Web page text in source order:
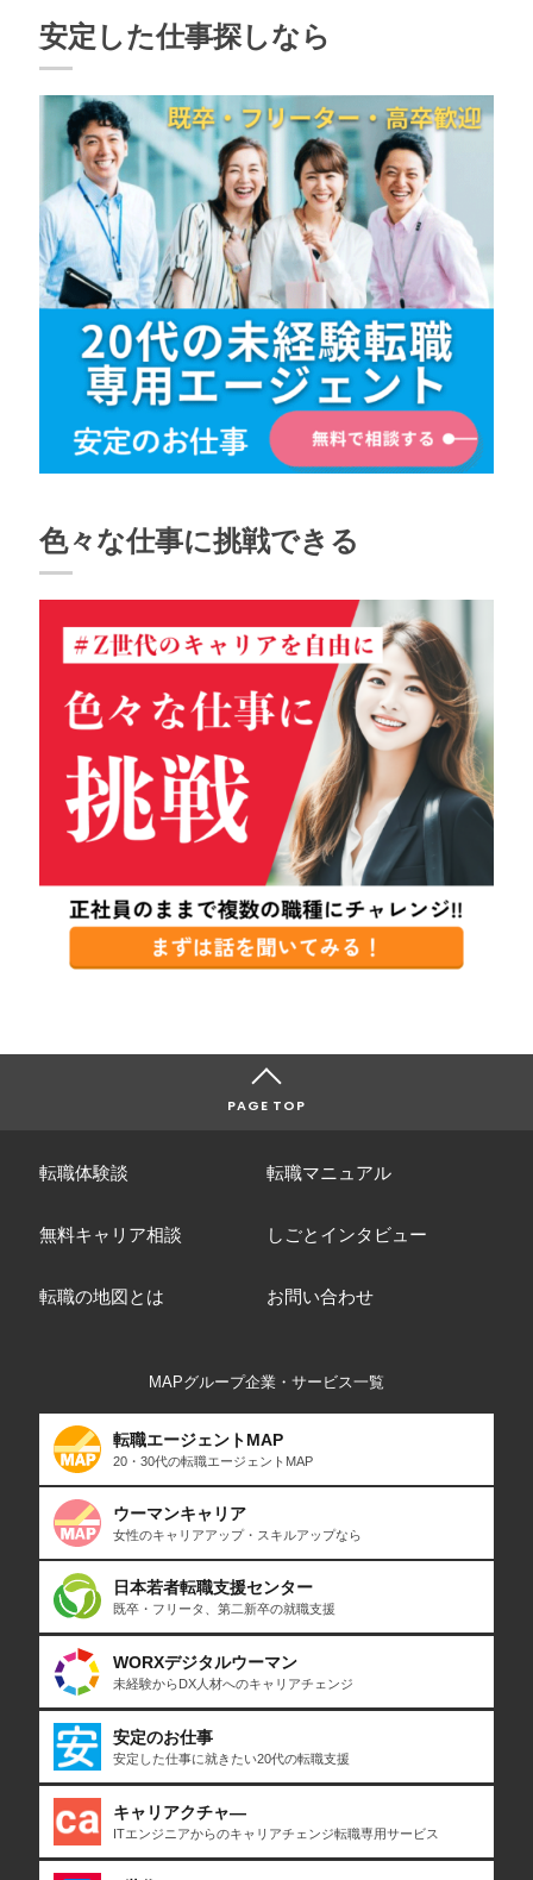
安定した仕事探しなら
色々な仕事に挑戦できる
PAGE TOP
転職体験談 転職マニュアル
無料キャリア相談 しごとインタビュー
転職の地図とは お問い合わせ
MAPグループ企業・サービス一覧
転職エージェントMAP
20・30代の転職エージェントMAP
ウーマンキャリア
女性のキャリアアップ・スキルアップなら
日本若者転職支援センター
既卒・フリータ、第二新卒の就職支援
WORXデジタルウーマン
未経験からDX人材へのキャリアチェンジ
安定のお仕事
安定した仕事に就きたい20代の転職支援
キャリアクチャ―
ITエンジニアからのキャリアチェンジ転職専用サービス